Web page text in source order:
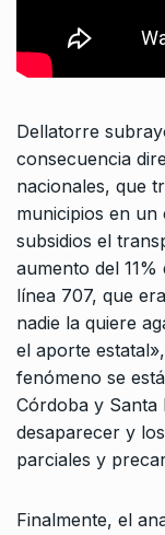
Dellatorre
consecuencia
nacionales, que
municipios en un
subsidios el
aumento del
línea 707, que
nadie la quiere
el aporte
fenómeno se
Córdoba y Santa
desaparecer y
parciales y
Finalmente, el